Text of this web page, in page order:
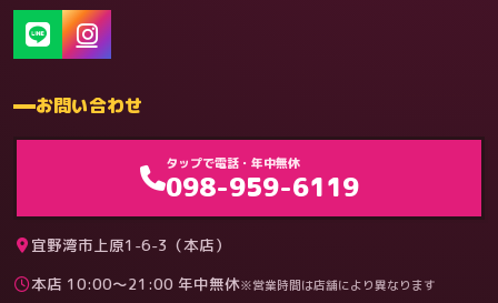
お問い合わせ
タップで電話・年中無休
098-959-6119
宜野湾市上原1-6-3（本店）
本店 10:00〜21:00 年中無休※営業時間は店舗により異なります